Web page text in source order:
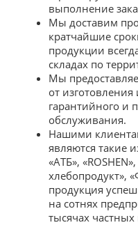
выполнение
Мы доставим
кратчайшие
продукции
складах по
Мы
от изготовления
гарантийного и
обслуживания.
Нашими
являются такие
«АТБ»,
хлебопродукт»,
продукция
на сотнях
тысячах